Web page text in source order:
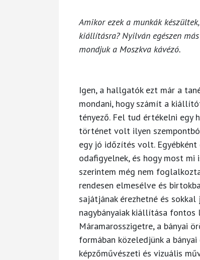
Amikor ezek a munkák
kiállításra? Nyilván egészen
mondjuk a Moszkva kávézó.
Igen, a hallgatók ezt már a
mondani, hogy számít a
tényező. Fel tud értékelni egy
történet volt ilyen
egy jó időzítés volt. Egyébként
odafigyelnek, és hogy most mi
szerintem még nem
rendesen elmesélve és
sajátjának érezhetné és
nagybányaiak kiállítása fontos
Máramarosszigetre, a bányai
formában közeledjünk a
képzőművészeti és vizuális